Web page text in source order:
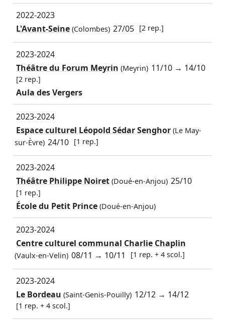
2022-2023
L'Avant-Seine(Colombes) 27/05 [2 rep.]
2023-2024
Théâtre du Forum Meyrin (Meyrin) 11/10 → 14/10
[2 rep.]
Aula des Vergers
2023-2024
Espace culturel Léopold Sédar Senghor(Le May-
sur-Èvre) 24/10 [1 rep.]
2023-2024
Théâtre Philippe Noiret(Doué-en-Anjou) 25/10
[1 rep.]
École du Petit Prince (Doué-en-Anjou)
2023-2024
Centre culturel communal Charlie Chaplin
(Vaulx-en-Velin) 08/11 → 10/11 [1 rep. + 4 scol.]
2023-2024
Le Bordeau (Saint-Genis-Pouilly) 12/12 → 14/12
[1 rep. + 4 scol.]